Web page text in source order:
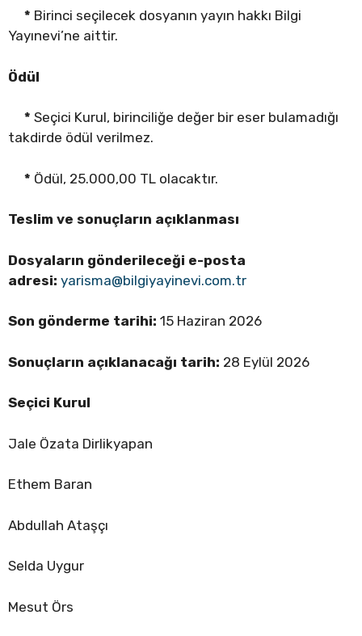
* Birinci seçilecek dosyanın yayın hakkı Bilgi
Yayınevi’ne aittir.
Ödül
* Seçici Kurul, birinciliğe değer bir eser bulamadığı
takdirde ödül verilmez.
* Ödül, 25.000,00 TL olacaktır.
Teslim ve sonuçların açıklanması
Dosyaların gönderileceği e-posta
adresi: yarisma@bilgiyayinevi.com.tr
Son gönderme tarihi: 15 Haziran 2026
Sonuçların açıklanacağı tarih: 28 Eylül 2026
Seçici Kurul
Jale Özata Dirlikyapan
Ethem Baran
Abdullah Ataşçı
Selda Uygur
Mesut Örs